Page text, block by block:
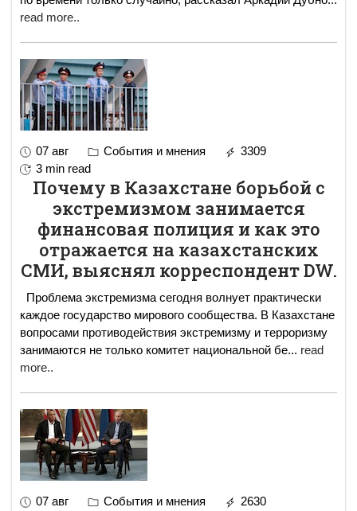
read more..
07 авг События и мнения
3309
3 min read
Почему в Казахстане борьбой с
экстремизмом занимается
финансовая полиция и как это
отражается на казахстанских
СМИ, выяснял корреспондент DW.
Проблема экстремизма сегодня волнует практически
каждое государство мирового сообщества. В Казахстане
вопросами противодействия экстремизму и терроризму
занимаются не только комитет национальной бе... read
more..
07 авг События и мнения
2630